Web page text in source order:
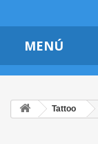
MENÚ
Tattoo